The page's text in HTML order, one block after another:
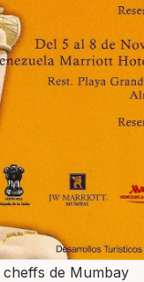
de Mumbay